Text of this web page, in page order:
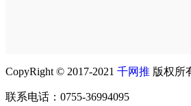
CopyRight © 2017-2021 千网推 版权所
联系电话：0755-36994095